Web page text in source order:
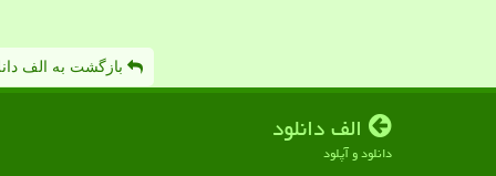
بازگشت به الف
الف دانلود
دانلود و آپلود